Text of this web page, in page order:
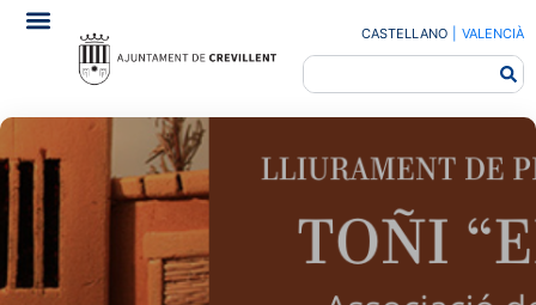
CASTELLANO VALENCIÀ